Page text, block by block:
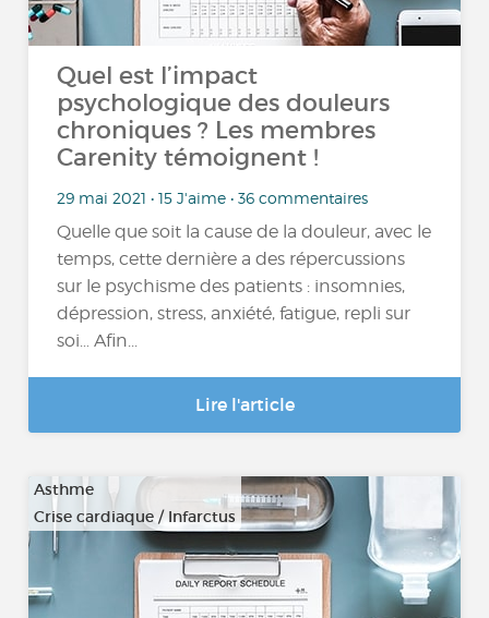
Quel est l’impact
psychologique des douleurs
chroniques ? Les membres
Carenity témoignent !
29 mai 2021 • 15 J'aime • 36 commentaires
Quelle que soit la cause de la douleur, avec le
temps, cette dernière a des répercussions
sur le psychisme des patients : insomnies,
dépression, stress, anxiété, fatigue, repli sur
soi… Afin...
Lire l'article
Asthme
Crise cardiaque / Infarctus